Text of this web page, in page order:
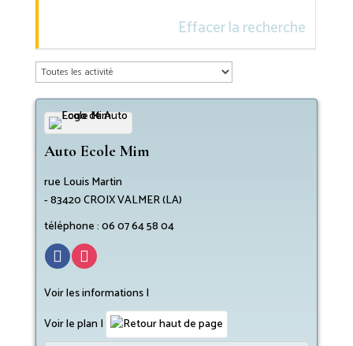
Effacer la recherche
Auto Ecole Mim
rue Louis Martin
-83420CROIX VALMER (LA)
téléphone :06 07 64 58 04
Voir les informations I
Voir le plan |